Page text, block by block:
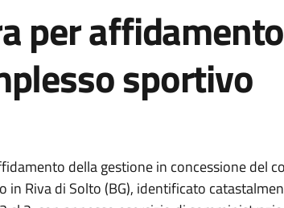
per affidamento
sportivo
della gestione in concessione del
in Riva di Solto (BG), identificato